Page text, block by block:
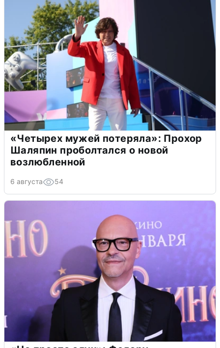
«Четырех мужей потеряла»: Прохор
Шаляпин проболтался о новой
возлюбленной
6 августа 54